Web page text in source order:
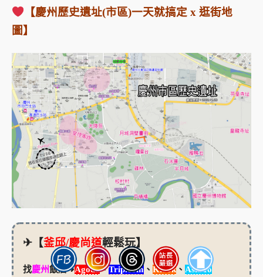
【慶州歷史遺址(市區)一天就搞定 x 逛街地
圖】
✈【釜邱/慶尚道輕鬆玩】
找慶州飯店➜Agoda、Trip.com、 Klook、 AsiaYo